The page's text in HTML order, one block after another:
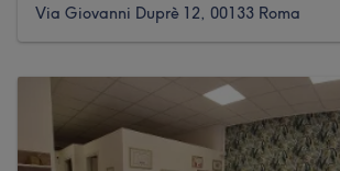
Via Giovanni Duprè 12, 00133 Roma